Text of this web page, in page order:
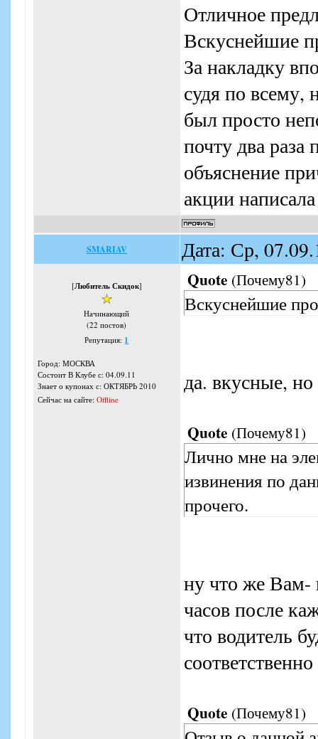
Отличное
Вскуснейшие
За накладку
судя по всему,
был просто
почту два
объяснение
акции
SMARIAV Дата: Ср,
[Любитель Скидок]
Начинающий
(22 постов)
Репутация: 1
Город: МОСКВА
Состоит В Клубе с: 04.09.11
Знает о купонах с: ОКТЯБРЬ 2010
Сейчас на сайте: Offline
Quote (Почему81)
Вскуснейшие
да. вкусные,
Quote (Почему81)
Лично мне на
извинения по
прочего.
ну что же Вам-
часов после
что водитель
Quote (Почему81)